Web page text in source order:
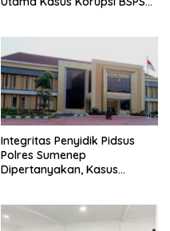
Integritas Penyidik Pidsus
Polres Sumenep
Dipertanyakan, Kasus
Kepastian